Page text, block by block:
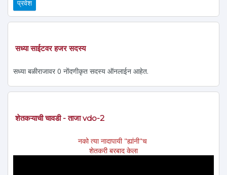
सध्या साईटवर हजर सदस्य
सध्या बळीराजावर 0 नोंदणीकृत सदस्य ऑनलाईन आहेत.
शेतकऱ्याची चावडी - ताजा vdo-2
नको त्या नादापायी "ह्यांनी"च
शेतकरी बरबाद केला